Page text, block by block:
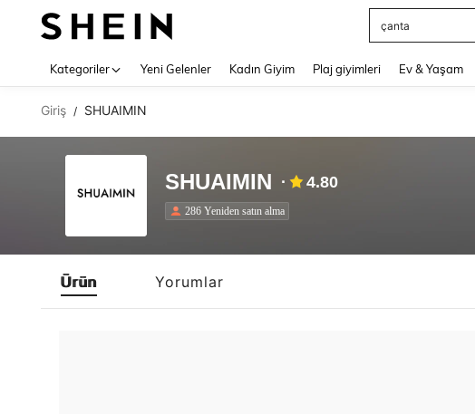
çanta
Kategoriler Yeni Gelenler Kadın Giyim Plaj giyimleri Ev & Yaşam
Giriş / SHUAIMIN
SHUAIMIN 4.80
286 Yeniden satın alma
Ürün Yorumlar